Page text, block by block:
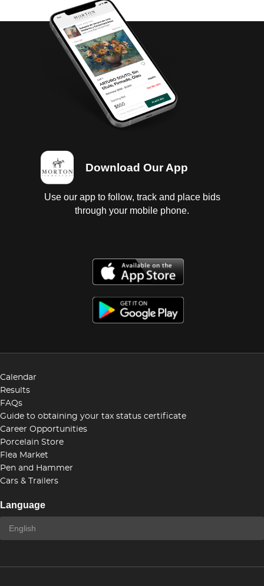
Download Our App
Use our app to follow, track and place bids
through your mobile phone.
Calendar
Results
FAQs
Guide to obtaining your tax status certificate
Career Opportunities
Porcelain Store
Flea Market
Pen and Hammer
Cars & Trailers
Language